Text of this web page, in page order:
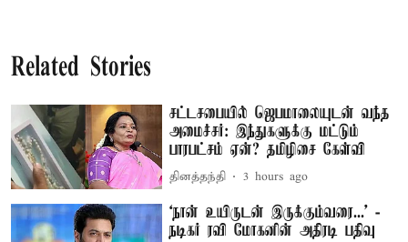
Related Stories
சட்டசபையில் ஜெபமாலையுடன் வந்த
அமைச்சர்: இந்துகளுக்கு மட்டும்
பாரபட்சம் ஏன்? தமிழிசை கேள்வி
தினத்தந்தி 3 hours ago
‘நான் உயிருடன் இருக்கும்வரை...’ -
நடிகர் ரவி மோகனின் அதிரடி பதிவு